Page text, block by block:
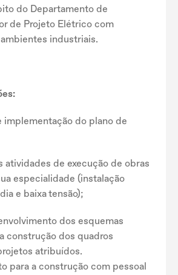
do Departamento de
de Projeto Elétrico com
industriais.
implementação do plano de
atividades de execução de obras
especialidade (instalação
e baixa tensão);
dos esquemas
construção dos quadros
atribuídos.
para a construção com pessoal